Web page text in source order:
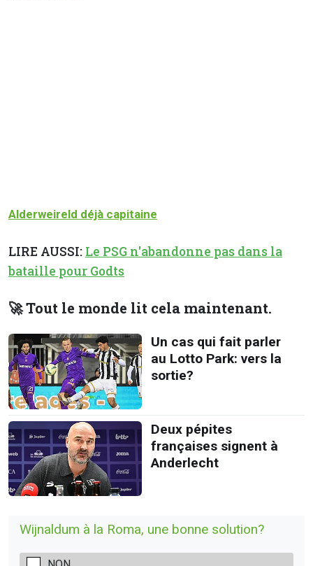
Alderweireld déjà capitaine
LIRE AUSSI: Le PSG n'abandonne pas dans la
bataille pour Godts
🚀 Tout le monde lit cela maintenant.
Un cas qui fait parler
au Lotto Park: vers la
sortie?
Deux pépites
françaises signent à
Anderlecht
Wijnaldum à la Roma, une bonne solution?